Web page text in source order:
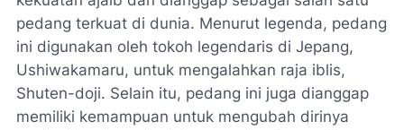
pedang terkuat di dunia. Menurut legenda, pedang
ini digunakan oleh tokoh legendaris di Jepang,
Ushiwakamaru, untuk mengalahkan raja iblis,
Shuten-doji. Selain itu, pedang ini juga dianggap
memiliki kemampuan untuk mengubah dirinya